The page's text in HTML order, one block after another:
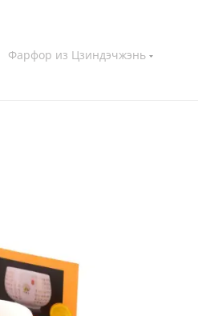
Фарфор из Цзиндэчжэнь